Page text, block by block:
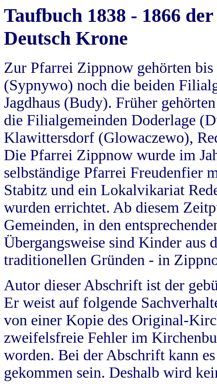
Taufbuch 1838 - 1866
Deutsch Krone
Zur Pfarrei Zippnow gehörten
(Sypnywo) noch die beiden
Jagdhaus (Budy). Früher
die Filialgemeinden Doderlage
Klawittersdorf (Glowaczewo),
Die Pfarrei Zippnow wurde im
selbständige Pfarrei Freudenfier
Stabitz und ein Lokalvikariat
wurden errichtet. Ab diesem
Gemeinden, in den
Übergangsweise sind Kinder aus
traditionellen Gründen - in
Autor dieser Abschrift ist der
Er weist auf folgende
von einer Kopie des Original-
zweifelsfreie Fehler im
worden. Bei der Abschrift kann
gekommen sein. Deshalb wird